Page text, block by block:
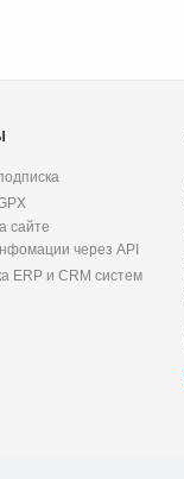
сайте
через API
ERP и CRM систем